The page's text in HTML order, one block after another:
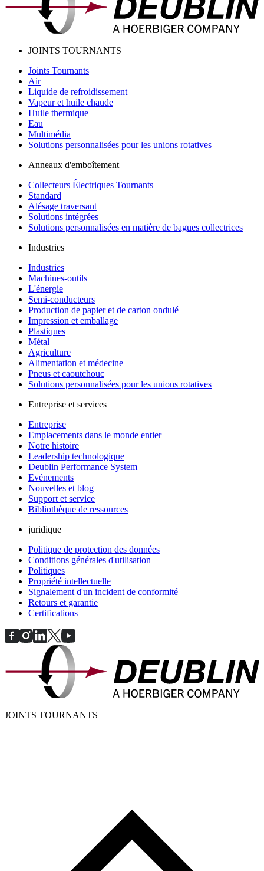
JOINTS TOURNANTS
Joints Tournants
Air
Liquide de refroidissement
Vapeur et huile chaude
Huile thermique
Eau
Multimédia
Solutions personnalisées pour les unions rotatives
Anneaux d'emboîtement
Collecteurs Électriques Tournants
Standard
Alésage traversant
Solutions intégrées
Solutions personnalisées en matière de bagues collectrices
Industries
Industries
Machines-outils
L'énergie
Semi-conducteurs
Production de papier et de carton ondulé
Impression et emballage
Plastiques
Métal
Agriculture
Alimentation et médecine
Pneus et caoutchouc
Solutions personnalisées pour les unions rotatives
Entreprise et services
Entreprise
Emplacements dans le monde entier
Notre histoire
Leadership technologique
Deublin Performance System
Evénements
Nouvelles et blog
Support et service
Bibliothèque de ressources
juridique
Politique de protection des données
Conditions générales d'utilisation
Politiques
Propriété intellectuelle
Signalement d'un incident de conformité
Retours et garantie
Certifications
JOINTS TOURNANTS